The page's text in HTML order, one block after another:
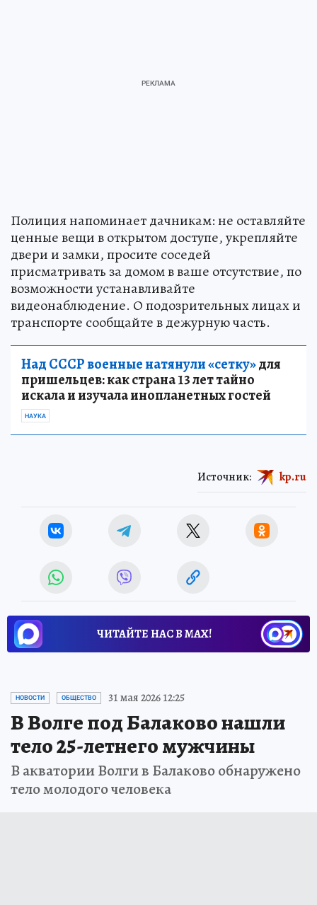
Полиция напоминает дачникам: не оставляйте
ценные вещи в открытом доступе, укрепляйте
двери и замки, просите соседей
присматривать за домом в ваше отсутствие, по
возможности устанавливайте
видеонаблюдение. О подозрительных лицах и
транспорте сообщайте в дежурную часть.
Над СССР военные натянули «сетку»для
пришельцев: как страна 13 лет тайно
искала и изучала инопланетных гостей
НАУКА
Источник: kp.ru
ЧИТАЙТЕ НАС В МАХ!
НОВОСТИ ОБЩЕСТВО 31 мая 2026 12:25
В Волге под Балаково нашли
тело 25-летнего мужчины
В акватории Волги в Балаково обнаружено
тело молодого человека